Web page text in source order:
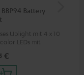
Battery
Uplight mit 4 x 10
LEDs mit
& Schwarzlicht
€